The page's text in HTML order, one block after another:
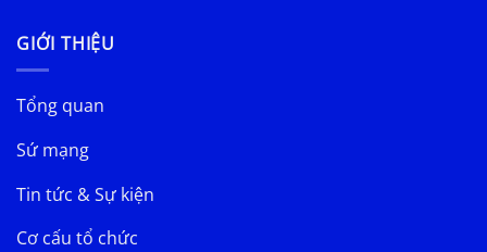
GIỚI THIỆU
Tổng quan
Sứ mạng
Tin tức & Sự kiện
Cơ cấu tổ chức